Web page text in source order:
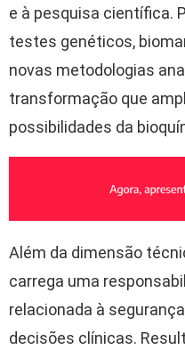
e à pesquisa científica.
testes genéticos,
novas metodologias
transformação que
possibilidades da
Além da dimensão
carrega uma
relacionada à
decisões clínicas.